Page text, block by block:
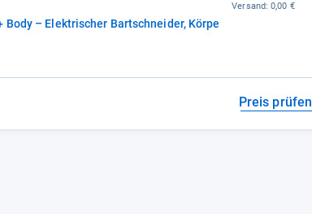
– Elektrischer Bartschneider, Körpe
Versand:0,00 €
Preis prüfen